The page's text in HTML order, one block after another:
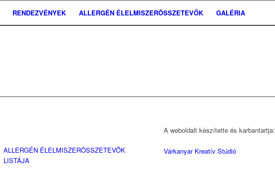
RENDEZVÉNYEK ALLERGÉN ÉLELMISZERÖSSZETEVŐK GALÉRIA
ALLERGÉN ÉLELMISZERÖSSZETEVŐK
LISTÁJA
A weboldalt készítette és karbantartja:
Várkanyar Kreatív Stúdió